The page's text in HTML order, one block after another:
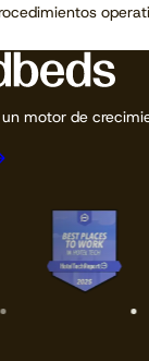
motor de